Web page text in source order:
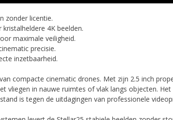
zonder licentie.
4K beelden.
maximale veiligheid.
precisie.
inzetbaarheid.
compacte cinematic drones. Met zijn 2.5 inch
vliegen in nauwe ruimtes of vlak langs objecten.
is tegen de uitdagingen van professionele